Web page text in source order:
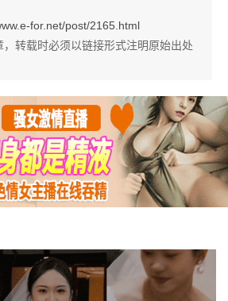
for.net/post/2165.html
，转载时必须以链接形式注明原始出处